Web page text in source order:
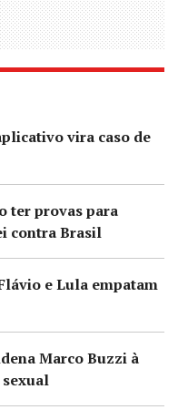
vira caso de
ter provas para
contra Brasil
e Lula empatam
Marco Buzzi à